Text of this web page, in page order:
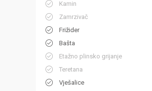
Kamin
Zamrzivač
Frižider
Bašta
Etažno plinsko grijanje
Teretana
Vješalice